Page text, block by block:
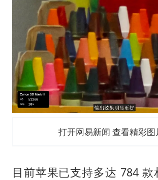
打开网易新闻 查看精彩图
目前苹果已支持多达 784 款